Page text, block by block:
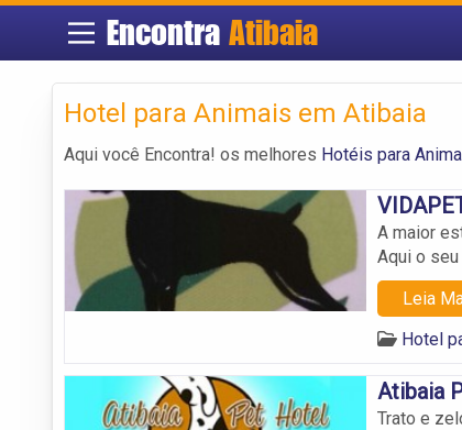
EncontraAtibaia
Hotel para Animais em Atibaia
Aqui você Encontra! os melhores Hotéis para
A maior
Aqui o
Leia
Hotel
Atibaia
Trato e